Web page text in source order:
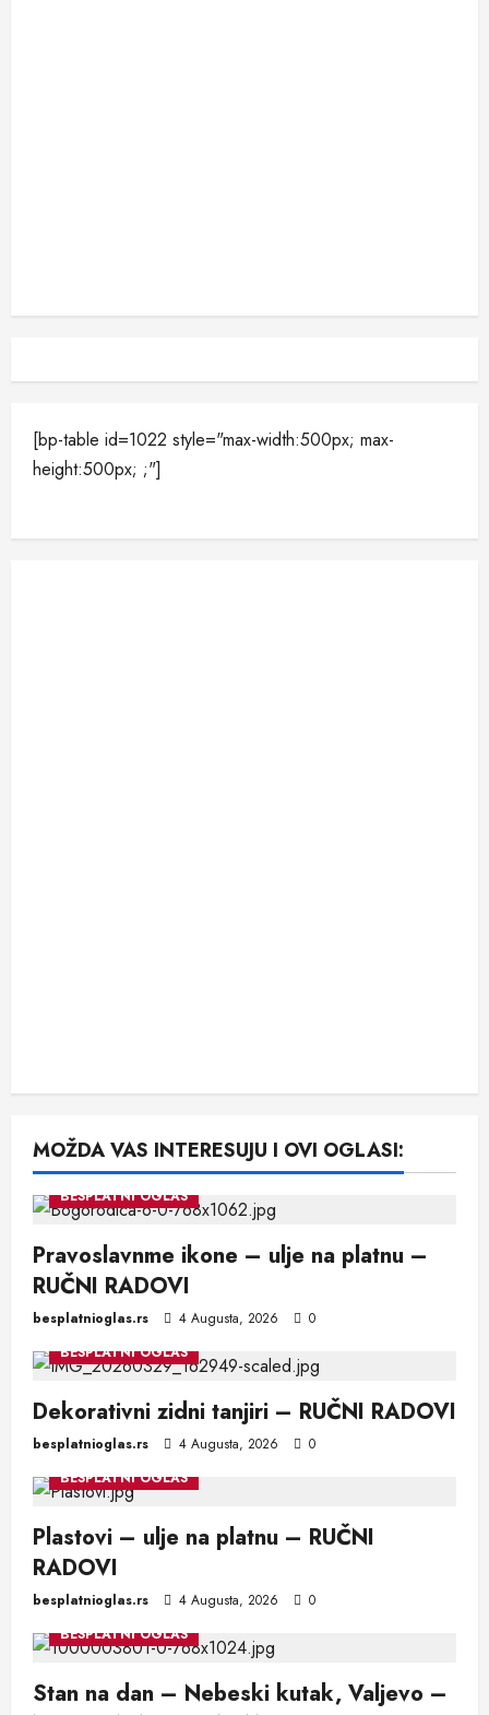
[bp-table id=1022 style="max-width:500px; max-
height:500px; ;"]
MOŽDA VAS INTERESUJU I OVI OGLASI:
BESPLATNI OGLAS
Pravoslavnme ikone – ulje na platnu –
RUČNI RADOVI
besplatnioglas.rs 4 Augusta, 2026
0
BESPLATNI OGLAS
Dekorativni zidni tanjiri – RUČNI RADOVI
besplatnioglas.rs 4 Augusta, 2026
0
BESPLATNI OGLAS
Plastovi – ulje na platnu – RUČNI
RADOVI
besplatnioglas.rs 4 Augusta, 2026
0
BESPLATNI OGLAS
Stan na dan – Nebeski kutak, Valjevo –